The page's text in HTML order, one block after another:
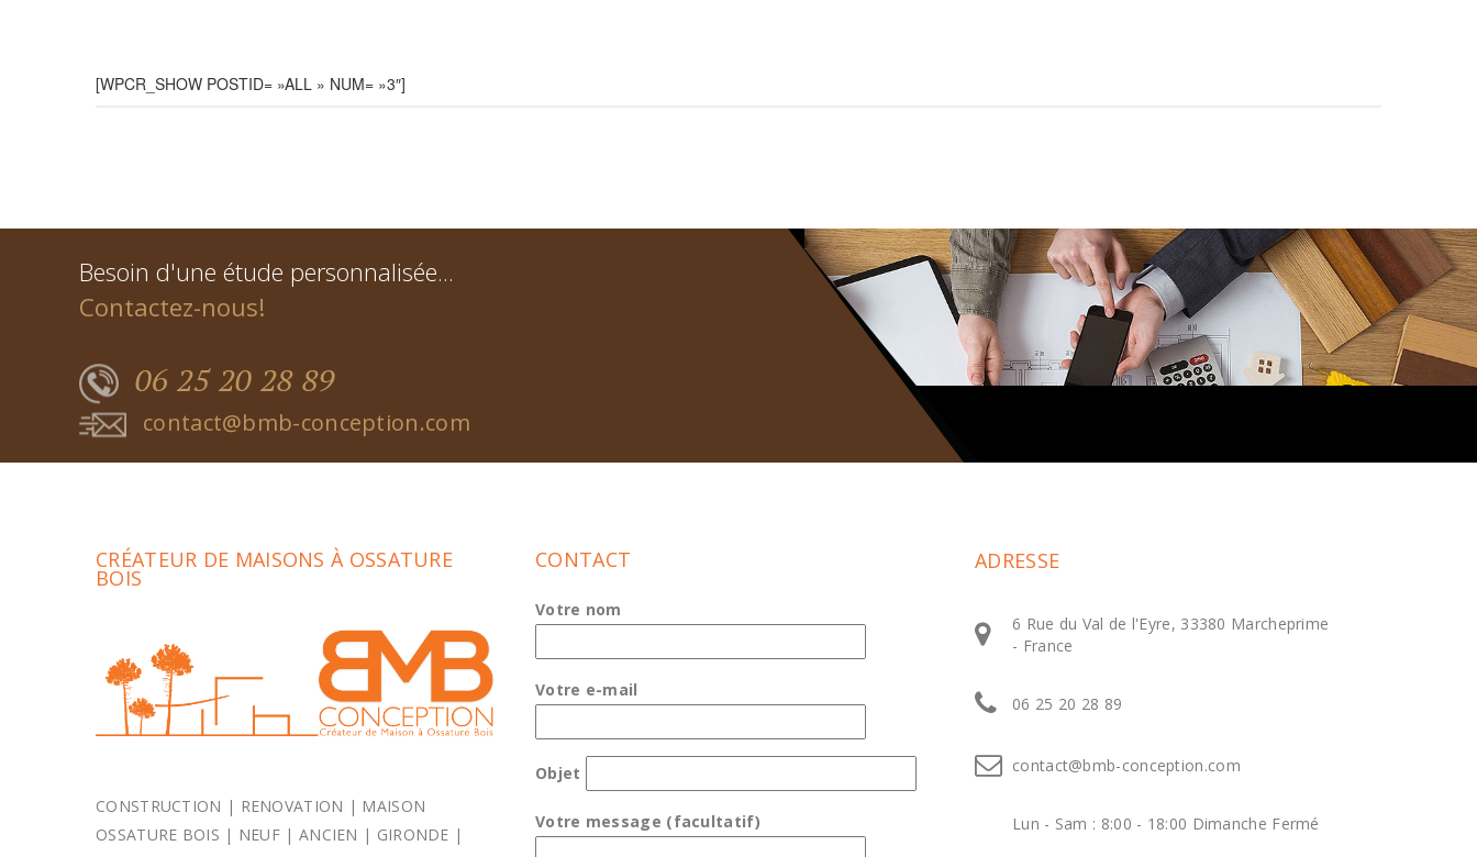
[WPCR_SHOW POSTID= »ALL » NUM= »3″]
Besoin d'une étude personnalisée...
Contactez-nous!
06 25 20 28 89
contact@bmb-conception.com
CRÉATEUR DE MAISONS À OSSATURE
BOIS
CONSTRUCTION | RENOVATION | MAISON
OSSATURE BOIS | NEUF | ANCIEN | GIRONDE |
CONTACT
Votre nom
Votre e-mail
Objet
Votre message (facultatif)
ADRESSE
6 Rue du Val de l'Eyre, 33380 Marcheprime
- France
06 25 20 28 89
contact@bmb-conception.com
Lun - Sam : 8:00 - 18:00 Dimanche Fermé